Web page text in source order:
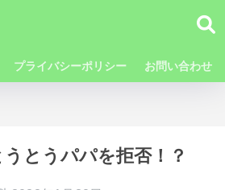
プライバシーポリシー お問い合わせ
とうパパを拒否！？